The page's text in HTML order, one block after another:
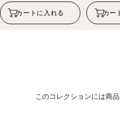
カートに入れる カー
このコレクションには商